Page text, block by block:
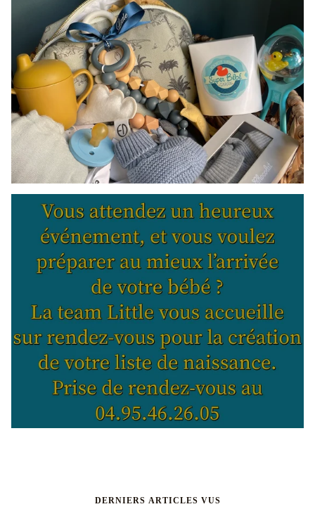
DERNIERS ARTICLES VUS